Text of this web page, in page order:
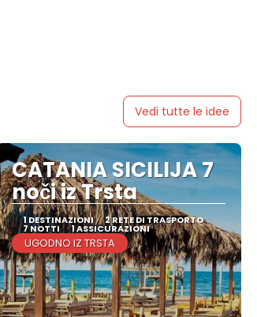
Vedi tutte le idee
CATANIA SICILIJA 7
noči iz Trsta
1 DESTINAZIONI 2 RETE DI TRASPORTO
7 NOTTI 1 ASSICURAZIONI
UGODNO IZ TRSTA